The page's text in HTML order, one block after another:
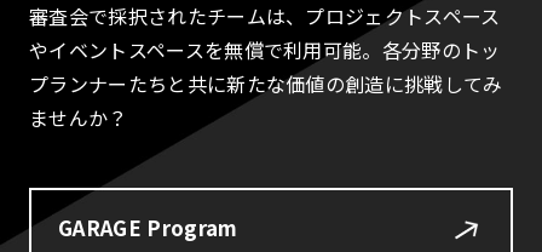
審査会で採択されたチームは、プロジェクトスペース
やイベントスペースを無償で利用可能。各分野のトッ
プランナーたちと共に新たな価値の創造に挑戦してみ
ませんか？
GARAGE Program